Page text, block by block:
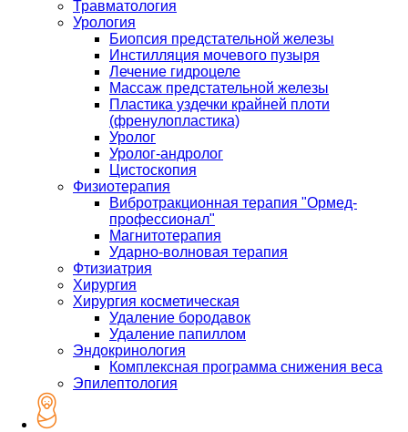
Травматология
Урология
Биопсия предстательной железы
Инстилляция мочевого пузыря
Лечение гидроцеле
Массаж предстательной железы
Пластика уздечки крайней плоти
(френулопластика)
Уролог
Уролог-андролог
Цистоскопия
Физиотерапия
Вибротракционная терапия "Ормед-
профессионал"
Магнитотерапия
Ударно-волновая терапия
Фтизиатрия
Хирургия
Хирургия косметическая
Удаление бородавок
Удаление папиллом
Эндокринология
Комплексная программа снижения веса
Эпилептология